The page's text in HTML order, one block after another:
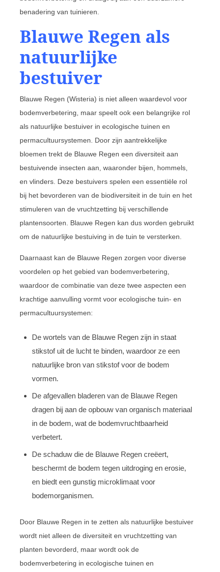
benadering van tuinieren.
Blauwe Regen als
natuurlijke
bestuiver
Blauwe Regen (Wisteria) is niet alleen waardevol voor
bodemverbetering, maar speelt ook een belangrijke rol
als natuurlijke bestuiver in ecologische tuinen en
permacultuursystemen. Door zijn aantrekkelijke
bloemen trekt de Blauwe Regen een diversiteit aan
bestuivende insecten aan, waaronder bijen, hommels,
en vlinders. Deze bestuivers spelen een essentiële rol
bij het bevorderen van de biodiversiteit in de tuin en het
stimuleren van de vruchtzetting bij verschillende
plantensoorten. Blauwe Regen kan dus worden gebruikt
om de natuurlijke bestuiving in de tuin te versterken.
Daarnaast kan de Blauwe Regen zorgen voor diverse
voordelen op het gebied van bodemverbetering,
waardoor de combinatie van deze twee aspecten een
krachtige aanvulling vormt voor ecologische tuin- en
permacultuursystemen:
De wortels van de Blauwe Regen zijn in staat
stikstof uit de lucht te binden, waardoor ze een
natuurlijke bron van stikstof voor de bodem
vormen.
De afgevallen bladeren van de Blauwe Regen
dragen bij aan de opbouw van organisch materiaal
in de bodem, wat de bodemvruchtbaarheid
verbetert.
De schaduw die de Blauwe Regen creëert,
beschermt de bodem tegen uitdroging en erosie,
en biedt een gunstig microklimaat voor
bodemorganismen.
Door Blauwe Regen in te zetten als natuurlijke bestuiver
wordt niet alleen de diversiteit en vruchtzetting van
planten bevorderd, maar wordt ook de
bodemverbetering in ecologische tuinen en